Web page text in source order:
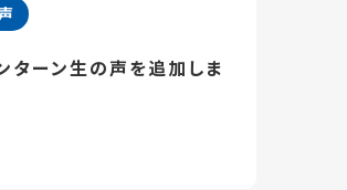
ターン生の声を追加しま